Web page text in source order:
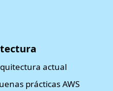
actual
prácticas AWS